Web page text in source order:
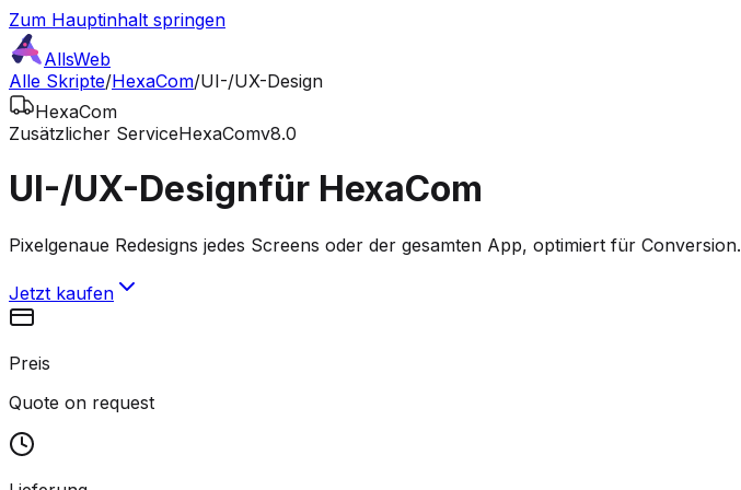
Zum Hauptinhalt springen
AllsWeb
Alle Skripte/HexaCom/UI-/UX-Design
HexaCom
Zusätzlicher ServiceHexaComv8.0
UI-/UX-Designfür HexaCom
Pixelgenaue Redesigns jedes Screens oder der gesamten App, optimiert für Conversion.
Jetzt kaufen
Preis
Quote on request